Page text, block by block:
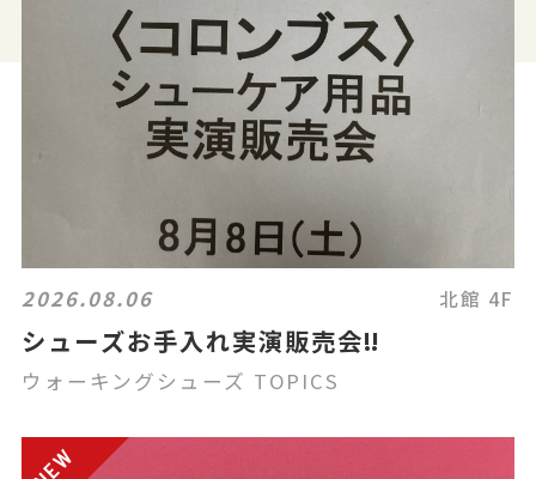
2026.08.06 北館 4F
シューズお手入れ実演販売会‼️
ウォーキングシューズ TOPICS